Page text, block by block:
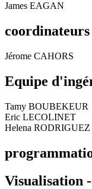
James EAGAN
coordinateurs
Jérome CAHORS
Equipe
Tamy BOUBEKEUR
Eric LECOLINET
Helena RODRIGUEZ
Visualisation